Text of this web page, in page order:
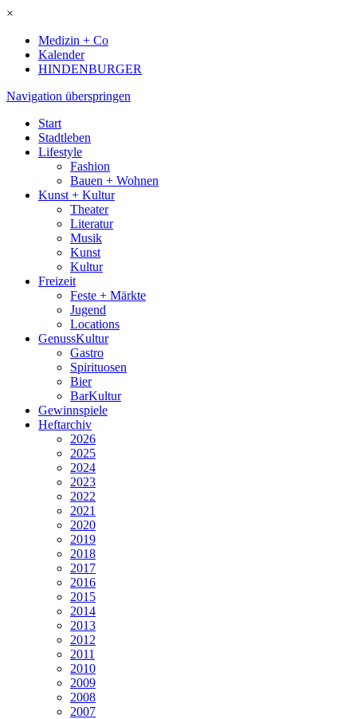
×
Medizin + Co
Kalender
HINDENBURGER
Navigation überspringen
Start
Stadtleben
Lifestyle
Fashion
Bauen + Wohnen
Kunst + Kultur
Theater
Literatur
Musik
Kunst
Kultur
Freizeit
Feste + Märkte
Jugend
Locations
GenussKultur
Gastro
Spirituosen
Bier
BarKultur
Gewinnspiele
Heftarchiv
2026
2025
2024
2023
2022
2021
2020
2019
2018
2017
2016
2015
2014
2013
2012
2011
2010
2009
2008
2007